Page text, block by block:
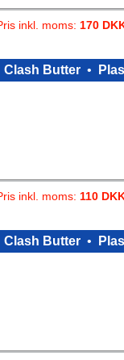
inkl. moms: 170
Clash Butter •
inkl. moms: 110
Clash Butter •